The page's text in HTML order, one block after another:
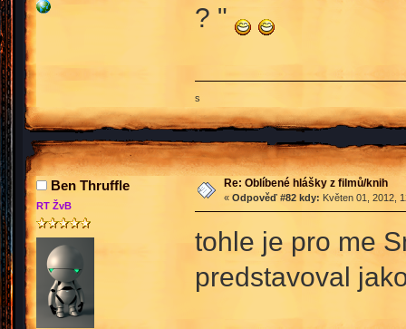
? "
s
Ben Thruffle
RT ŽvB
Re: Oblíbené hlášky z filmů/knih
« Odpověď #82 kdy: Květen 01, 2012,
tohle je pro me
predstavoval